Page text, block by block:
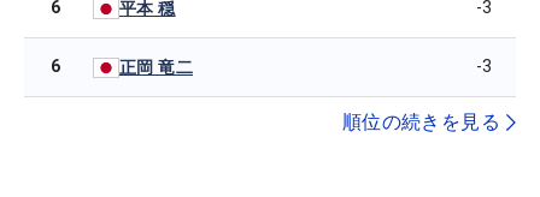
6 平本 穏 -3
6 正岡 竜二 -3
順位の続きを見る